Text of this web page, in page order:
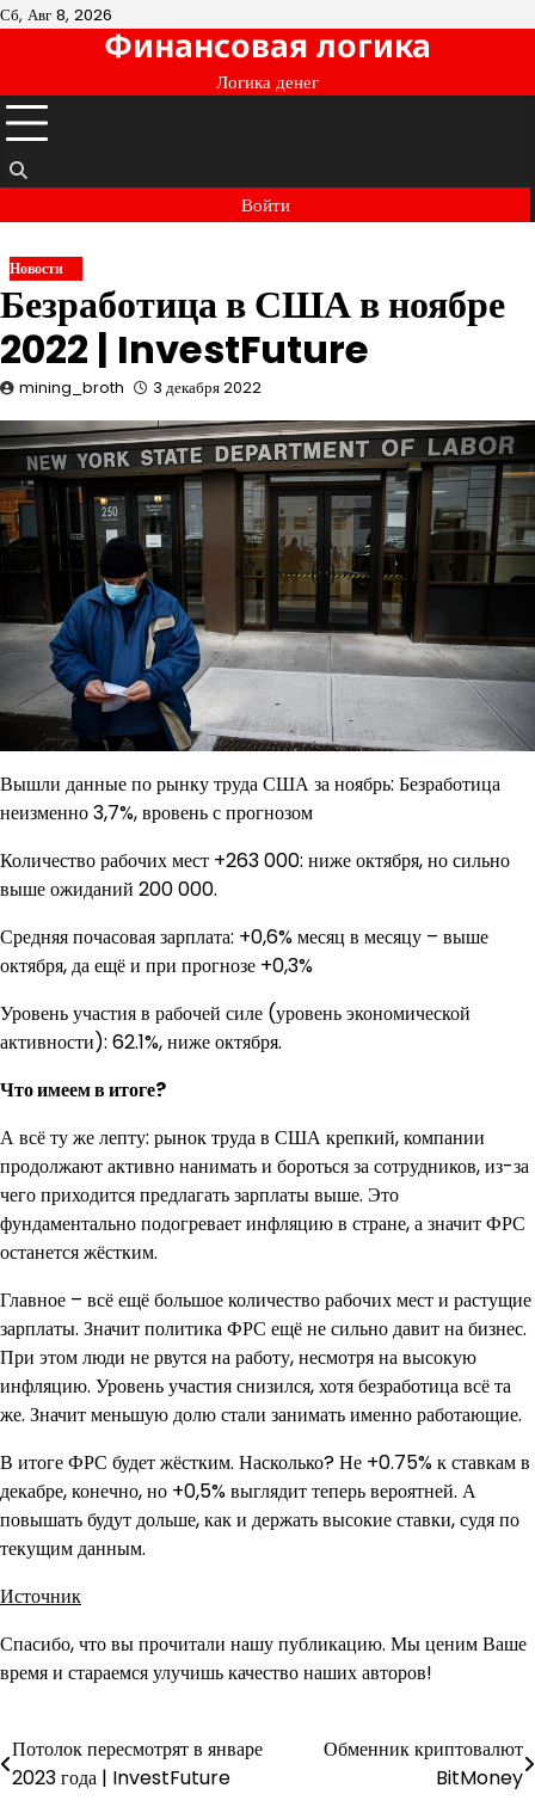
Перейти
Сб, Авг 8, 2026
Финансовая логика
Логика денег
Войти
Новости
Безработица в США в ноябре
2022 | InvestFuture
mining_broth 3 декабря 2022
Вышли данные по рынку труда США за ноябрь: Безработица
неизменно 3,7%, вровень с прогнозом
Количество рабочих мест +263 000: ниже октября, но сильно
выше ожиданий 200 000.
Средняя почасовая зарплата: +0,6% месяц в месяцу – выше
октября, да ещё и при прогнозе +0,3%
Уровень участия в рабочей силе (уровень экономической
активности): 62.1%, ниже октября.
Что имеем в итоге?
А всё ту же лепту: рынок труда в США крепкий, компании
продолжают активно нанимать и бороться за сотрудников, из-за
чего приходится предлагать зарплаты выше. Это
фундаментально подогревает инфляцию в стране, а значит ФРС
останется жёстким.
Главное – всё ещё большое количество рабочих мест и растущие
зарплаты. Значит политика ФРС ещё не сильно давит на бизнес.
При этом люди не рвутся на работу, несмотря на высокую
инфляцию. Уровень участия снизился, хотя безработица всё та
же. Значит меньшую долю стали занимать именно работающие.
В итоге ФРС будет жёстким. Насколько? Не +0.75% к ставкам в
декабре, конечно, но +0,5% выглядит теперь вероятней. А
повышать будут дольше, как и держать высокие ставки, судя по
текущим данным.
Источник
Спасибо, что вы прочитали нашу публикацию. Мы ценим Ваше
время и стараемся улучишь качество наших авторов!
Навигация
Потолок пересмотрят в январе
2023 года | InvestFuture
Обменник криптовалют
BitMoney